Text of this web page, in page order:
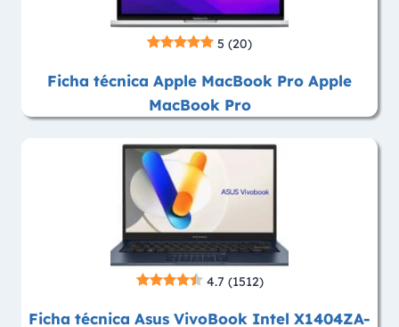
5 (20)
Ficha técnica Apple MacBook Pro Apple
MacBook Pro
4.7 (1512)
Ficha técnica Asus VivoBook Intel X1404ZA-